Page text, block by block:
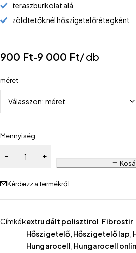
teraszburkolat alá
zöldtetőknél hőszigetelőrétegként
900 Ft–9 000 Ft/ db
méret
Mennyiség
Kérdezz a termékről
Címkékextrudált polisztirol Fibrostir,
Hőszigetelő Hőszigetelő lap
Hungarocell Hungarocell